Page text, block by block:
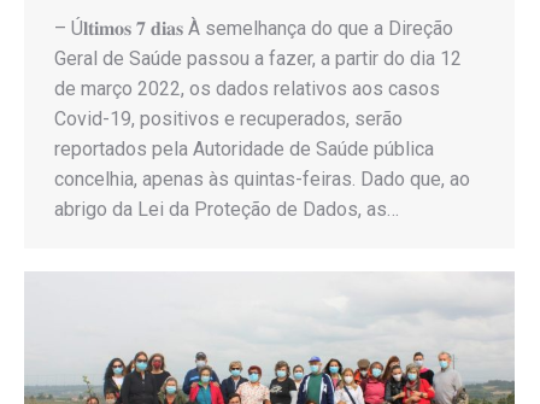
– Ú𝐥𝐭𝐢𝐦𝐨𝐬 𝟕 𝐝𝐢𝐚𝐬 À semelhança do que a Direção
Geral de Saúde passou a fazer, a partir do dia 12
de março 2022, os dados relativos aos casos
Covid-19, positivos e recuperados, serão
reportados pela Autoridade de Saúde pública
concelhia, apenas às quintas-feiras. Dado que, ao
abrigo da Lei da Proteção de Dados, as…